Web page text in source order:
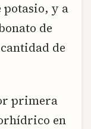
potasio, y a
de
de
primera
en